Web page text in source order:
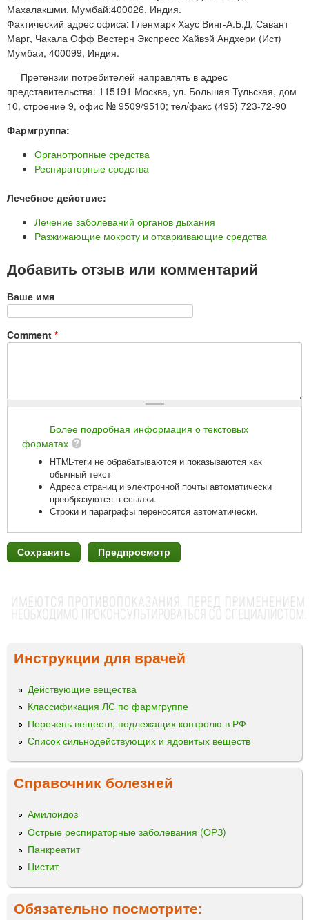
Махалакшми, Мумбай:400026, Индия.
Фактический адрес офиса: Гленмарк Хаус Винг-А.Б.Д. Савант
Марг, Чакала Офф Вестерн Экспресс Хайвэй Андхери (Ист)
Мумбаи, 400099, Индия.
Претензии потребителей направлять в адрес
представительства: 115191 Москва, ул. Большая Тульская, дом
10, строение 9, офис № 9509/9510; тел/факс (495) 723-72-90
Фармгруппа:
Органотропные средства
Респираторные средства
Лечебное действие:
Лечение заболеваний органов дыхания
Разжижающие мокроту и отхаркивающие средства
Добавить отзыв или комментарий
Ваше имя
Comment *
Более подробная информация о текстовых
форматах
HTML-теги не обрабатываются и показываются как
обычный текст
Адреса страниц и электронной почты автоматически
преобразуются в ссылки.
Строки и параграфы переносятся автоматически.
Инструкции для врачей
Действующие вещества
Классификация ЛС по фармгруппе
Перечень веществ, подлежащих контролю в РФ
Список сильнодействующих и ядовитых веществ
Справочник болезней
Амилоидоз
Острые респираторные заболевания (ОРЗ)
Панкреатит
Цистит
Обязательно посмотрите: